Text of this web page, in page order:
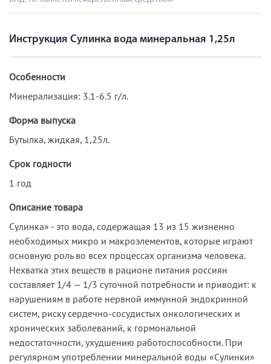
Инструкция Сулинка вода минеральная 1,25л
Особенности
Минерализация: 3.1-6.5 г/л.
Форма выпуска
Бутылка, жидкая, 1,25л.
Срок годности
1 год
Описание товара
Сулинка» - это вода, содержащая 13 из 15 жизненно
необходимых микро и макроэлементов, которые играют
основную роль во всех процессах организма человека.
Нехватка этих веществ в рационе питания россиян
составляет 1/4 — 1/3 суточной потребности и приводит: к
нарушениям в работе нервной иммунной эндокринной
систем, риску сердечно-сосудистых онкологических и
хронических заболеваний, к гормональной
недостаточности, ухудшению работоспособности. При
регулярном употреблении минеральной воды «Сулинки»